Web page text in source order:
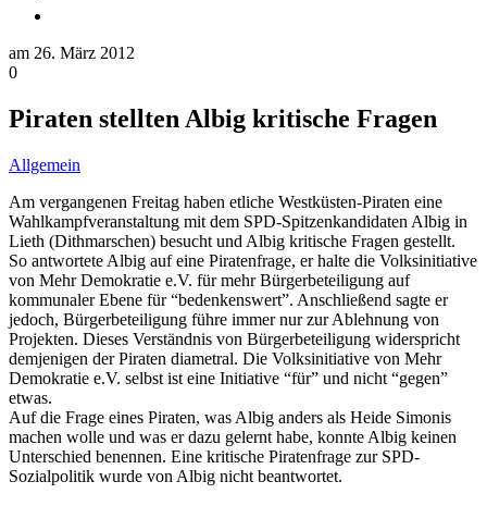
am 26. März 2012
0
Piraten stellten Albig kritische Fragen
Allgemein
Am vergangenen Freitag haben etliche Westküsten-Piraten eine
Wahlkampfveranstaltung mit dem SPD-Spitzenkandidaten Albig in
Lieth (Dithmarschen) besucht und Albig kritische Fragen gestellt.
So antwortete Albig auf eine Piratenfrage, er halte die Volksinitiative
von Mehr Demokratie e.V. für mehr Bürgerbeteiligung auf
kommunaler Ebene für “bedenkenswert”. Anschließend sagte er
jedoch, Bürgerbeteiligung führe immer nur zur Ablehnung von
Projekten. Dieses Verständnis von Bürgerbeteiligung widerspricht
demjenigen der Piraten diametral. Die Volksinitiative von Mehr
Demokratie e.V. selbst ist eine Initiative “für” und nicht “gegen”
etwas.
Auf die Frage eines Piraten, was Albig anders als Heide Simonis
machen wolle und was er dazu gelernt habe, konnte Albig keinen
Unterschied benennen. Eine kritische Piratenfrage zur SPD-
Sozialpolitik wurde von Albig nicht beantwortet.